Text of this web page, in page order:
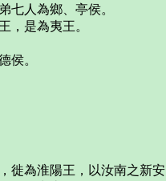
七人為鄉、亭侯。
，是為夷王。
侯。
為淮陽王，以汝南之新安